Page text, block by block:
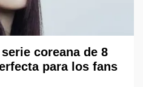
coreana de 8
para los fans